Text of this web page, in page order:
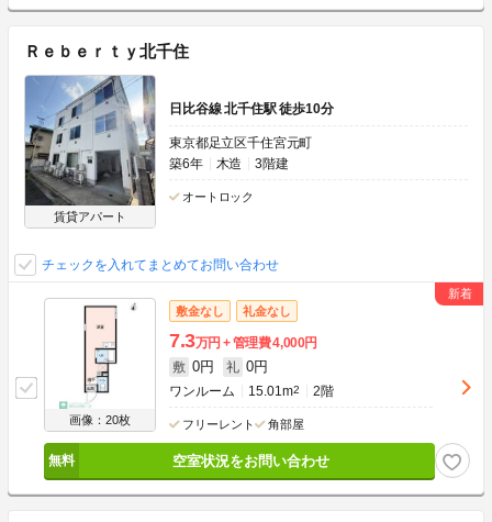
Ｒｅｂｅｒｔｙ北千住
賃貸アパート
日比谷線 北千住駅 徒歩10分
東京都足立区千住宮元町
築6年
木造 3階建
オートロック
チェックを入れてまとめてお問い合わせ
画像：20枚
敷金なし 礼金なし
7.3万円 管理費4,000円
敷 0円 礼 0円
ワンルーム 15.01m2 2階
フリーレント 角部屋
空室状況をお問い合わせ